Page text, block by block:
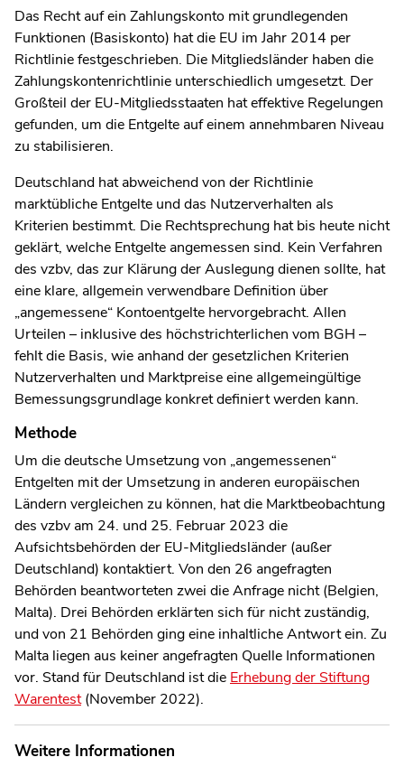
Das Recht auf ein Zahlungskonto mit grundlegenden
Funktionen (Basiskonto) hat die EU im Jahr 2014 per
Richtlinie festgeschrieben. Die Mitgliedsländer haben die
Zahlungskontenrichtlinie unterschiedlich umgesetzt. Der
Großteil der EU-Mitgliedsstaaten hat effektive Regelungen
gefunden, um die Entgelte auf einem annehmbaren Niveau
zu stabilisieren.
Deutschland hat abweichend von der Richtlinie
marktübliche Entgelte und das Nutzerverhalten als
Kriterien bestimmt. Die Rechtsprechung hat bis heute nicht
geklärt, welche Entgelte angemessen sind. Kein Verfahren
des vzbv, das zur Klärung der Auslegung dienen sollte, hat
eine klare, allgemein verwendbare Definition über
„angemessene“ Kontoentgelte hervorgebracht. Allen
Urteilen – inklusive des höchstrichterlichen vom BGH –
fehlt die Basis, wie anhand der gesetzlichen Kriterien
Nutzerverhalten und Marktpreise eine allgemeingültige
Bemessungsgrundlage konkret definiert werden kann.
Methode
Um die deutsche Umsetzung von „angemessenen“
Entgelten mit der Umsetzung in anderen europäischen
Ländern vergleichen zu können, hat die Marktbeobachtung
des vzbv am 24. und 25. Februar 2023 die
Aufsichtsbehörden der EU-Mitgliedsländer (außer
Deutschland) kontaktiert. Von den 26 angefragten
Behörden beantworteten zwei die Anfrage nicht (Belgien,
Malta). Drei Behörden erklärten sich für nicht zuständig,
und von 21 Behörden ging eine inhaltliche Antwort ein. Zu
Malta liegen aus keiner angefragten Quelle Informationen
vor. Stand für Deutschland ist die Erhebung der Stiftung
Warentest(November 2022).
Weitere Informationen